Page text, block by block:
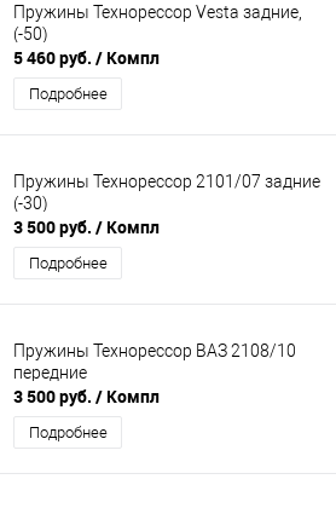
Пружины Технорессор Vesta задние,
(-50)
5 460 руб. / Компл
Подробнее
Пружины Технорессор 2101/07 задние
(-30)
3 500 руб. / Компл
Подробнее
Пружины Технорессор ВАЗ 2108/10
передние
3 500 руб. / Компл
Подробнее